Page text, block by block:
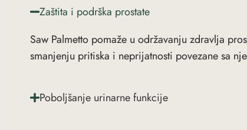
Zaštita i podrška prostate
Saw Palmetto pomaže u održavanju zdravlja
smanjenju pritiska i neprijatnosti povezane sa
Poboljšanje urinarne funkcije